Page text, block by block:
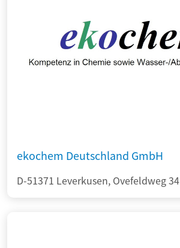
ekochem Deutschland GmbH
D-51371 Leverkusen, Ovefeldweg 34